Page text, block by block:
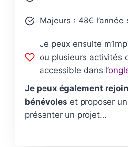
Majeurs : 48€ l’année
Je peux ensuite
ou plusieurs activités
accessible dans l’
Je peux également
bénévoles et proposer
présenter un projet…